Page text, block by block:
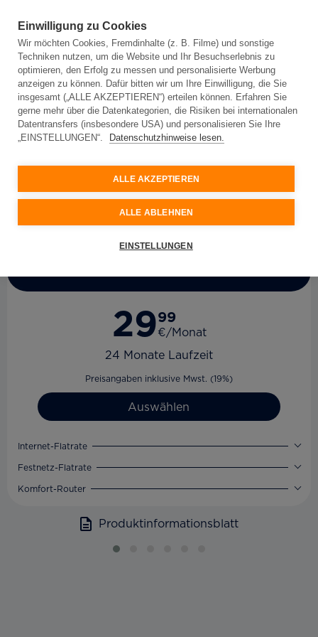
Für Privatkunden Für Geschäftskunden
MyNet150 mit
Sonderkonditionen 24 Monate
Topspeed-Internet mit 150 Mbit/s
2999
€/Monat
24 Monate Laufzeit
Preisangaben inklusive Mwst. (19%)
Auswählen
Internet-Flatrate
Festnetz-Flatrate
Komfort-Router
Produktinformationsblatt
Einwilligung zu Cookies
Wir möchten Cookies, Fremdinhalte (z. B. Filme) und sonstige
Techniken nutzen, um die Website und Ihr Besuchserlebnis zu
optimieren, den Erfolg zu messen und personalisierte Werbung
anzeigen zu können. Dafür bitten wir um Ihre Einwilligung, die Sie
insgesamt („ALLE AKZEPTIEREN“) erteilen können. Erfahren Sie
gerne mehr über die Datenkategorien, die Risiken bei internationalen
Datentransfers (insbesondere USA) und personalisieren Sie Ihre
„EINSTELLUNGEN“.
Datenschutzhinweise lesen.
ALLE AKZEPTIEREN
ALLE ABLEHNEN
EINSTELLUNGEN